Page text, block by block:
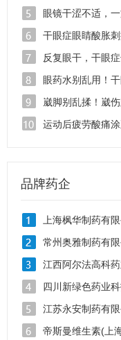
眼镜干涩不适，
干眼症眼睛酸胀
反复眼干，干眼
眼药水别乱用！
崴脚别乱揉！崴
运动后疲劳酸痛
品牌药企
上海枫华制药有
常州奥雅制药有限
江西阿尔法高科
四川新绿色药业
江苏永安制药有限
帝斯曼维生素(上